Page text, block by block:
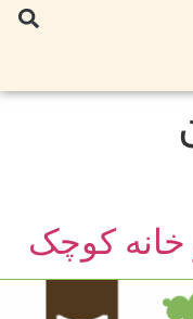
خانه کوچک